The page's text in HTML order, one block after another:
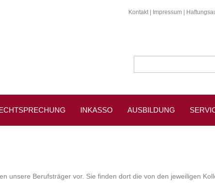
Kontakt| Impressum
INKASSO AUSBILDUNG
unsere Berufsträger vor. Sie finden dort die von den jeweiligen